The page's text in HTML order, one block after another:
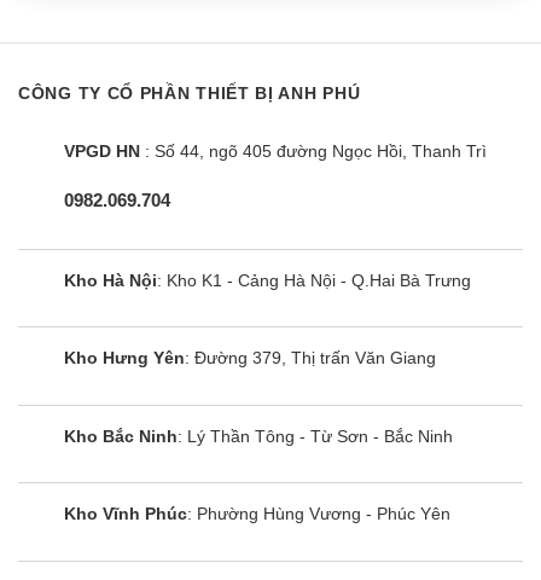
CÔNG TY CỔ PHẦN THIẾT BỊ ANH PHÚ
VPGD HN : Số 44, ngõ 405 đường Ngọc Hồi, Thanh Trì
0982.069.704
Kho Hà Nội: Kho K1 - Cảng Hà Nội - Q.Hai Bà Trưng
Kho Hưng Yên: Đường 379, Thị trấn Văn Giang
Kho Bắc Ninh: Lý Thần Tông - Từ Sơn - Bắc Ninh
Kho Vĩnh Phúc: Phường Hùng Vương - Phúc Yên